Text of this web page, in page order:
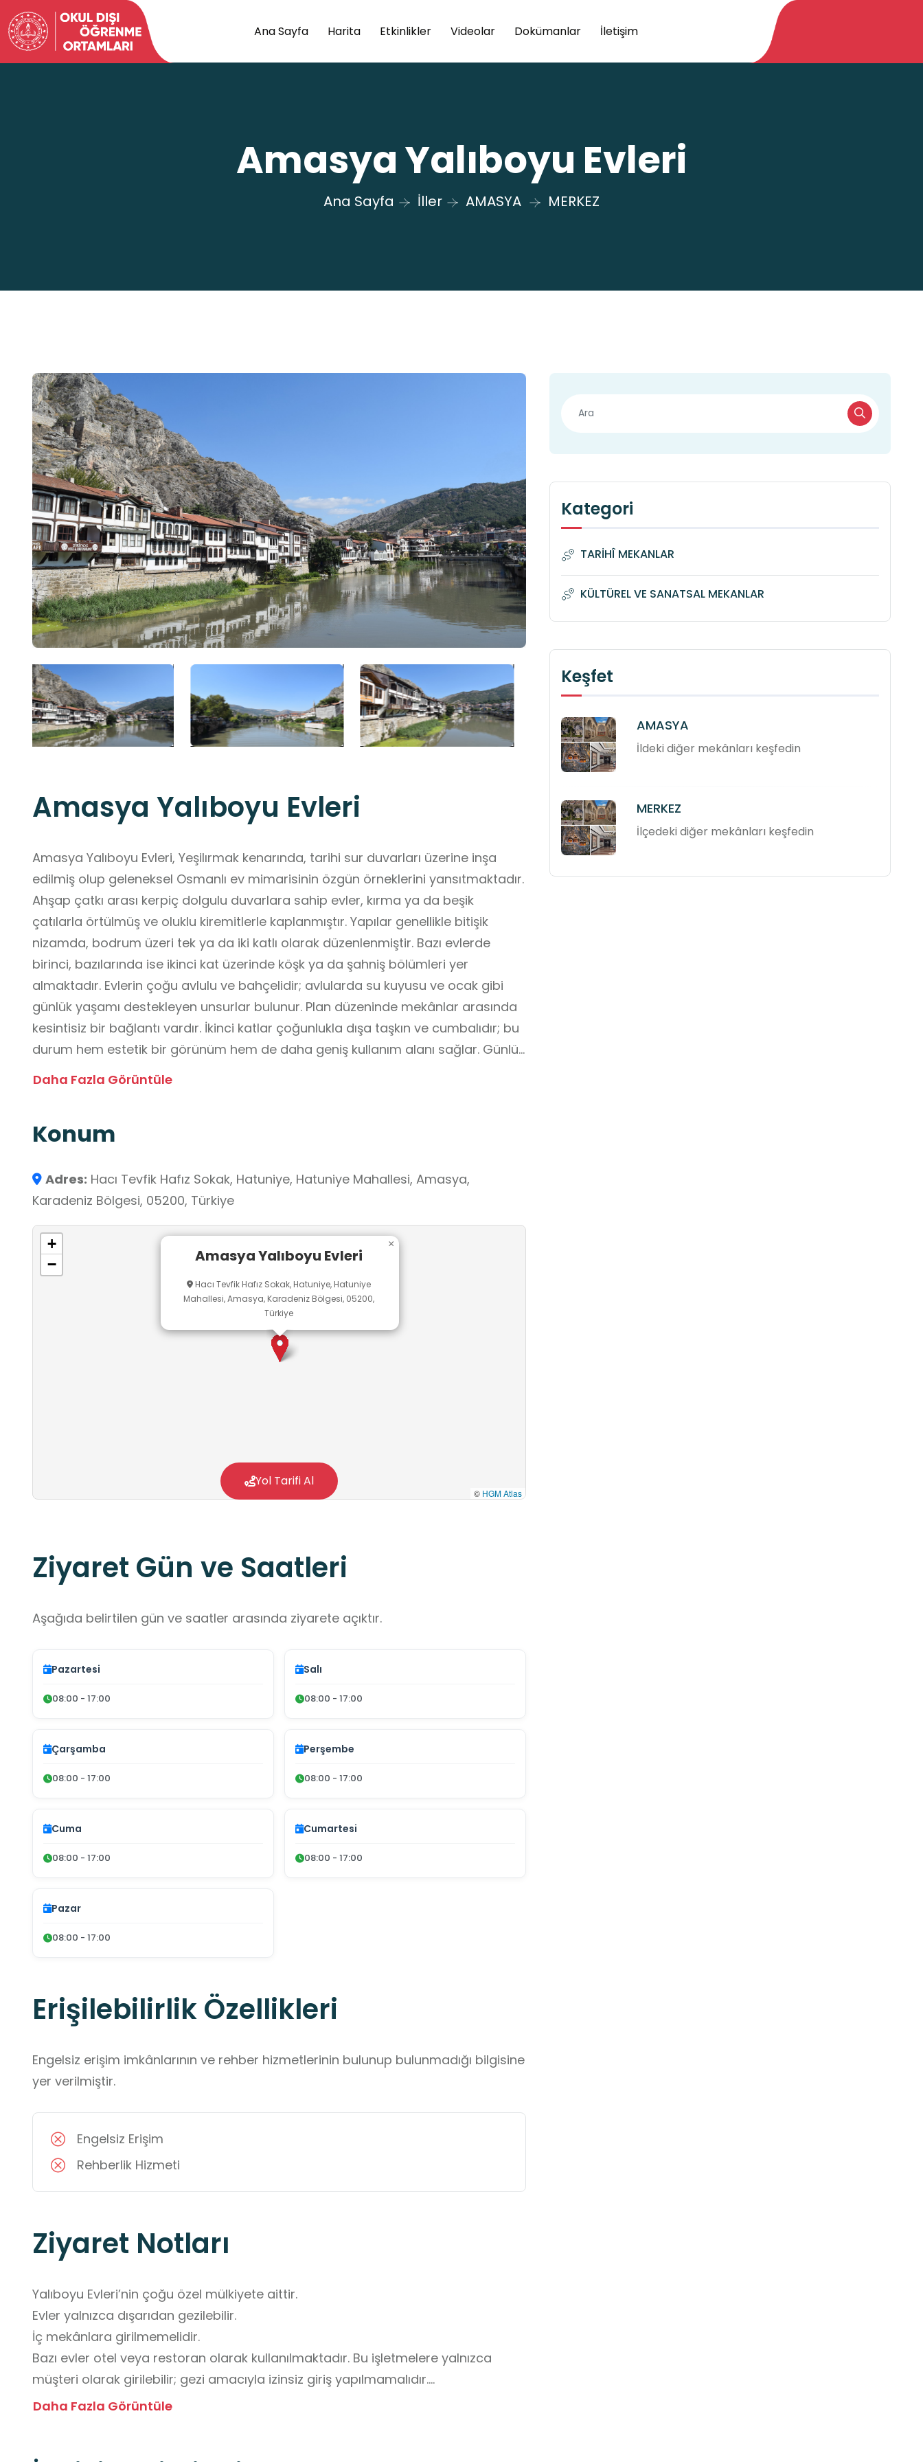
Ana Sayfa Harita Etkinlikler Videolar Dokümanlar İletişim
Amasya Yalıboyu Evleri
Ana Sayfa İller AMASYA MERKEZ
Amasya Yalıboyu Evleri
Amasya Yalıboyu Evleri, Yeşilırmak kenarında, tarihi sur duvarları üzerine inşa
edilmiş olup geleneksel Osmanlı ev mimarisinin özgün örneklerini yansıtmaktadır.
Ahşap çatkı arası kerpiç dolgulu duvarlara sahip evler, kırma ya da beşik
çatılarla örtülmüş ve oluklu kiremitlerle kaplanmıştır. Yapılar genellikle bitişik
nizamda, bodrum üzeri tek ya da iki katlı olarak düzenlenmiştir. Bazı evlerde
birinci, bazılarında ise ikinci kat üzerinde köşk ya da şahniş bölümleri yer
almaktadır. Evlerin çoğu avlulu ve bahçelidir; avlularda su kuyusu ve ocak gibi
günlük yaşamı destekleyen unsurlar bulunur. Plan düzeninde mekânlar arasında
kesintisiz bir bağlantı vardır. İkinci katlar çoğunlukla dışa taşkın ve cumbalıdır; bu
durum hem estetik bir görünüm hem de daha geniş kullanım alanı sağlar. Günlük
sunar. Yalıboyu Evleri, Osmanlı konut mimarisini ve yaşam anlayışını yansıtan
Amasya’nın simgesi hâline gelmiş etkileyici bir kent silueti ortaya koymaktadır.
Amasya Yalıboyu Evleri gibi okul dışı öğrenme ortamları, öğrencilerin tarihî
somut deneyimlerle kalıcı hâle getirmelerini sağlar.
Daha Fazla Görüntüle
Konum
Adres: Hacı Tevfik Hafız Sokak, Hatuniye, Hatuniye Mahallesi, Amasya,
Karadeniz Bölgesi, 05200, Türkiye
Amasya Yalıboyu Evleri
Hacı Tevfik Hafız Sokak, Hatuniye, Hatuniye
Mahallesi, Amasya, Karadeniz Bölgesi, 05200,
Türkiye
×
+
−
© HGM Atlas
Yol Tarifi Al
Ziyaret Gün ve Saatleri
Aşağıda belirtilen gün ve saatler arasında ziyarete açıktır.
Pazartesi
08:00 - 17:00
Salı
08:00 - 17:00
Çarşamba
08:00 - 17:00
Perşembe
08:00 - 17:00
Cuma
08:00 - 17:00
Cumartesi
08:00 - 17:00
Pazar
08:00 - 17:00
Erişilebilirlik Özellikleri
Engelsiz erişim imkânlarının ve rehber hizmetlerinin bulunup bulunmadığı bilgisine
yer verilmiştir.
Engelsiz Erişim
Rehberlik Hizmeti
Ziyaret Notları
Yalıboyu Evleri’nin çoğu özel mülkiyete aittir.
Evler yalnızca dışarıdan gezilebilir.
İç mekânlara girilmemelidir.
Bazı evler otel veya restoran olarak kullanılmaktadır. Bu işletmelere yalnızca
müşteri olarak girilebilir; gezi amacıyla izinsiz giriş yapılmamalıdır.
Bazı evler özel meskendir. Ev sahiplerinin mahremiyetine saygı gösterilmeli, kapı
Daha Fazla Görüntüle
Kategori
TARİHÎ MEKANLAR
KÜLTÜREL VE SANATSAL MEKANLAR
Keşfet
AMASYA
İldeki diğer mekânları keşfedin
MERKEZ
İlçedeki diğer mekânları keşfedin